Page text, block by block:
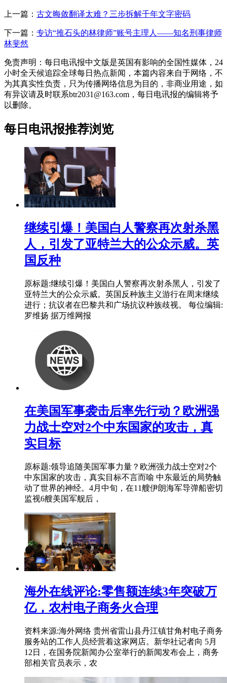
上一篇： 古文晦敛翻译太难？三步拆解千年文字密码
下一篇： 专访“推石头的林律师”账号主理人——知名刑事律师
林斐然
免责声明：每日电讯报中文版是英国有影响的全国性媒体，24
小时全天候追踪全球每日热点新闻，本篇内容来自于网络，不
为其真实性负责，只为传播网络信息为目的，非商业用途，如
有异议请及时联系btr2031@163.com，每日电讯报的编辑将予
以删除。
每日电讯报推荐浏览
继续引爆！美国白人警察再次射杀黑
人，引发了亚特兰大的公众示威。英
国反种
原标题:继续引爆！美国白人警察再次射杀黑人，引发了
亚特兰大的公众示威。英国反种族主义游行在周末继续
进行；抗议者在巴黎共和广场抗议种族歧视。 每位编辑:
罗维扬 据万维网报
在美国军事袭击后率先行动？欧洲强
力战士空对2个中东国家的攻击，真
实目标
原标题:领导追随美国军事力量？欧洲强力战士空对2个
中东国家的攻击，真实目标不言而喻 中东最近的局势触
动了世界的神经。4月中旬，在11艘伊朗海军导弹船密切
监视6艘美国军舰后，
海外在线评论:零售额连续3年突破万
亿，农村电子商务火合理
资料来源:海外网络 贵州省雷山县丹江镇甘角村电子商务
服务站的工作人员经营着这家网店。新华社记者向 5月
12日，在国务院新闻办公室举行的新闻发布会上，商务
部相关官员表示，农